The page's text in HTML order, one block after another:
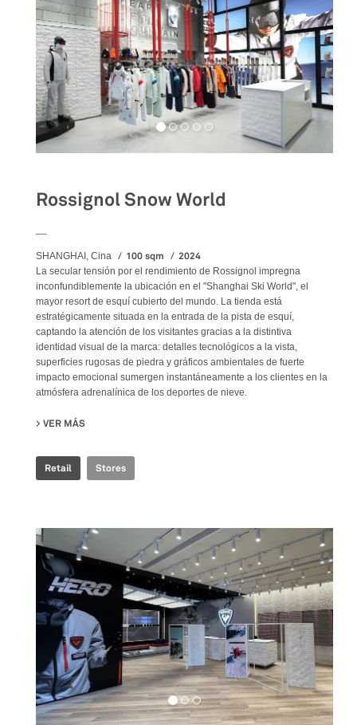
Rossignol Snow World
SHANGHAI, Cina 100 sqm 2024
La secular tensión por el rendimiento de Rossignol impregna
inconfundiblemente la ubicación en el "Shanghai Ski World", el
mayor resort de esquí cubierto del mundo. La tienda está
estratégicamente situada en la entrada de la pista de esquí,
captando la atención de los visitantes gracias a la distintiva
identidad visual de la marca: detalles tecnológicos a la vista,
superficies rugosas de piedra y gráficos ambientales de fuerte
impacto emocional sumergen instantáneamente a los clientes en la
atmósfera adrenalínica de los deportes de nieve.
VER MÁS
Retail Stores